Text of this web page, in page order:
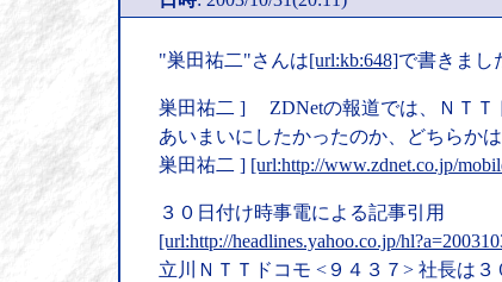
"巣田祐二"さんは[url:kb:648]で書きまし
巣田祐二 ] ZDNetの報道では、ＮＴＴ
あいまいにしたかったのか、どちらかは
巣田祐二 ] [url:http://www.zdnet.co.jp/
３０日付け時事電による記事引用
[url:http://headlines.yahoo.co.jp/
立川ＮＴＴドコモ <９４３７> 社長は